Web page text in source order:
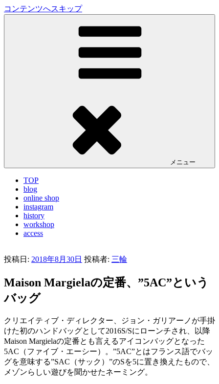
コンテンツへスキップ
LA VILLA ROUGE Blog
メニュー
TOP
blog
online shop
instagram
history
workshop
access
投稿日: 2018年8月30日 投稿者: 三輪
Maison Margielaの定番、”5AC”という
バッグ
クリエイティブ・ディレクター、ジョン・ガリアーノが手掛
けた初のハンドバッグとして2016S/Sにローンチされ、以降
Maison Margielaの定番とも言えるアイコンバッグとなった
5AC（ファイブ・エーシー）。”5AC”とはフランス語でバッ
グを意味する”SAC（サック）”のSを5に置き換えたもので、
メゾンらしい遊びを聞かせたネーミング。